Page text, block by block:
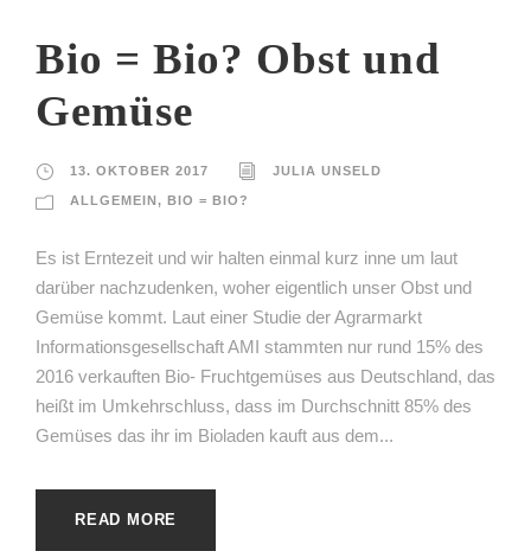
Bio = Bio? Obst und
Gemüse
13. OKTOBER 2017 JULIA UNSELD
ALLGEMEIN, BIO = BIO?
Es ist Erntezeit und wir halten einmal kurz inne um laut
darüber nachzudenken, woher eigentlich unser Obst und
Gemüse kommt. Laut einer Studie der Agrarmarkt
Informationsgesellschaft AMI stammten nur rund 15% des
2016 verkauften Bio- Fruchtgemüses aus Deutschland, das
heißt im Umkehrschluss, dass im Durchschnitt 85% des
Gemüses das ihr im Bioladen kauft aus dem...
READ MORE